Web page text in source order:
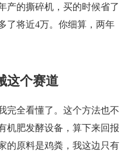
产的撕碎机，买的时候省了
了将近4万。你细算，两年
这个赛道
完全看懂了。这个方法也不
机肥发酵设备，算下来回报
的原料是鸡粪，我这边只有